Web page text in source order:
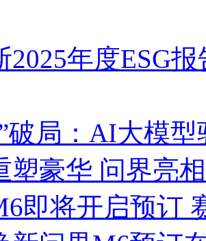
2025年度ESG
破局：AI大模
塑豪华 问界亮
即将开启预订